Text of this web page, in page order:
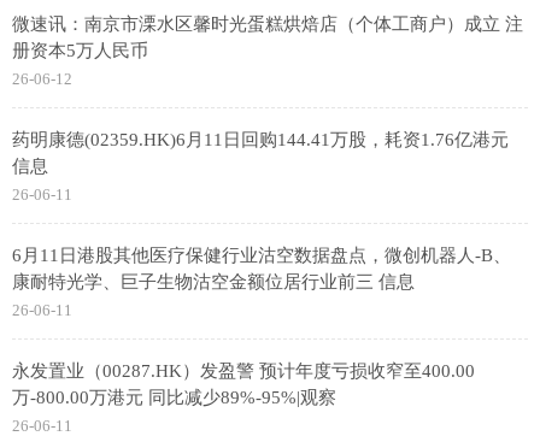
微速讯：南京市溧水区馨时光蛋糕烘焙店（个体工商户）成立 注
册资本5万人民币
26-06-12
药明康德(02359.HK)6月11日回购144.41万股，耗资1.76亿港元
信息
26-06-11
6月11日港股其他医疗保健行业沽空数据盘点，微创机器人-B、
康耐特光学、巨子生物沽空金额位居行业前三 信息
26-06-11
永发置业（00287.HK）发盈警 预计年度亏损收窄至400.00
万-800.00万港元 同比减少89%-95%|观察
26-06-11